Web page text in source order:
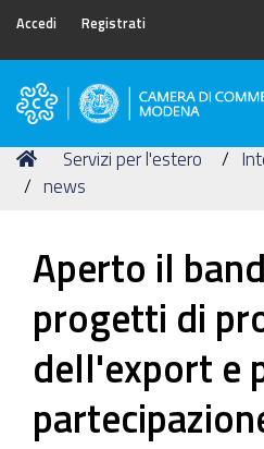
Accedi Registrati
Camera
Commercio
di
Tu
sei
Home
Servizi per l'estero
news
Aperto il
progetti di
dell'export e